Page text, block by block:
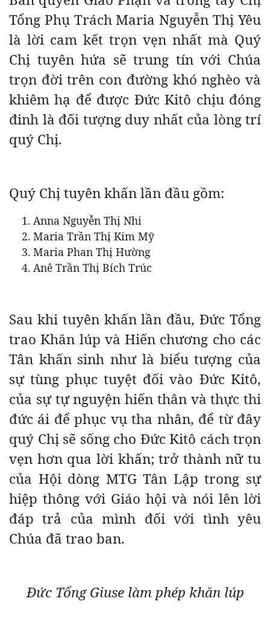
Tổng Phụ Trách Maria Nguyễn Thị Yêu
là lời cam kết trọn vẹn nhất mà Quý
Chị tuyên hứa sẽ trung tín với Chúa
trọn đời trên con đường khó nghèo và
khiêm hạ để được Đức Kitô chịu đóng
đinh là đối tượng duy nhất của lòng trí
quý Chị.
Quý Chị tuyên khấn lần đầu gồm:
Anna Nguyễn Thị Nhi
Maria Trần Thị Kim Mỹ
Maria Phan Thị Hường
Anê Trần Thị Bích Trúc
Sau khi tuyên khấn lần đầu, Đức Tổng
trao Khăn lúp và Hiến chương cho các
Tân khấn sinh như là biểu tượng của
sự tùng phục tuyệt đối vào Đức Kitô,
của sự tự nguyện hiến thân và thực thi
đức ái để phục vụ tha nhân, để từ đây
quý Chị sẽ sống cho Đức Kitô cách trọn
vẹn hơn qua lời khấn; trở thành nữ tu
của Hội dòng MTG Tân Lập trong sự
hiệp thông với Giáo hội và nói lên lời
đáp trả của mình đối với tình yêu
Chúa đã trao ban.
Đức Tổng Giuse làm phép khăn lúp